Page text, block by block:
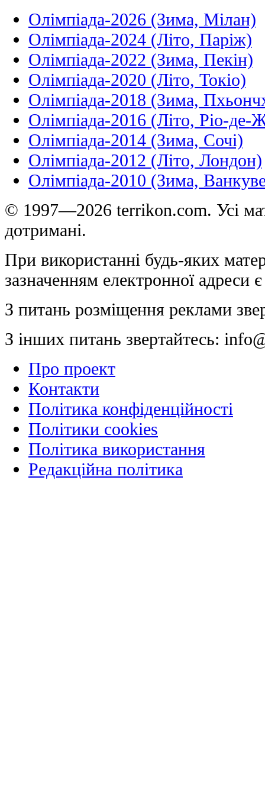
Олімпіада-2026 (Зима, Мілан)
Олімпіада-2024 (Літо, Паріж)
Олімпіада-2022 (Зима, Пекін)
Олімпіада-2020 (Літо, Токіо)
Олімпіада-2018 (Зима,
Олімпіада-2016 (Літо, Ріо-де-
Олімпіада-2014 (Зима, Сочі)
Олімпіада-2012 (Літо, Лондон)
Олімпіада-2010 (Зима,
© 1997—2026 terrikon.com. Усі
дотримані.
При використанні будь-яких
зазначенням електронної адреси
З питань розміщення реклами
З інших питань звертайтесь:
Про проект
Контакти
Політика конфіденційності
Політики cookies
Політика використання
Редакційна політика